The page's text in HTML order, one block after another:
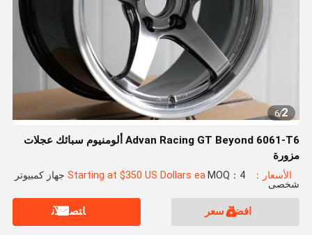
2
/
6
Advan Racing GT Beyond 6061-T6 ألومنيوم سبائك عجلات
مزورة
الأسعار：Starting at $350 US Dollars ea MOQ：4 جهاز كمبيوتر
شخصى
افضل سعر ﺎﺘﺼﻟ ﺍﻶﻧ